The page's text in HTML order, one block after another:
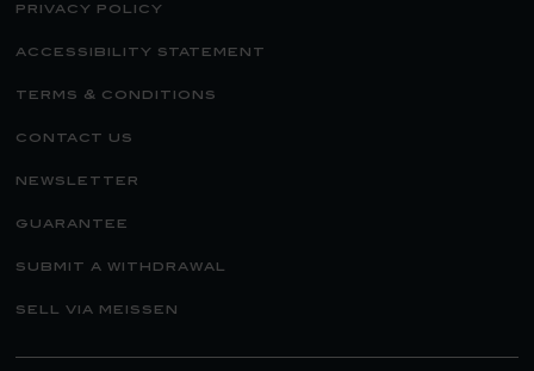
privacy policy
accessibility statement
terms & conditions
contact us
newsletter
guarantee
submit a withdrawal
sell via meissen